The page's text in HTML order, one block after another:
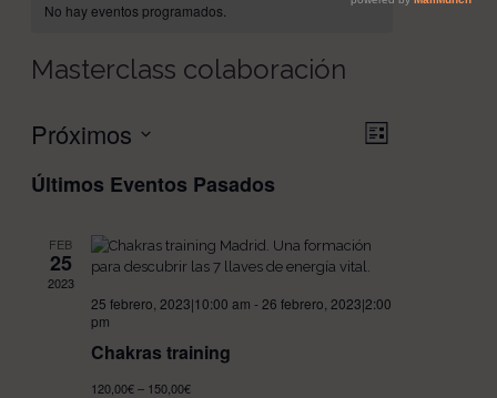
No hay eventos programados.
Masterclass colaboración
Navegación
Navegación
Lista
Próximos
fecha.
Últimos Eventos Pasados
FEB
25
2023
25 febrero, 2023|10:00 am - 26 febrero, 2023|2:00
pm
Chakras training
120,00€ – 150,00€